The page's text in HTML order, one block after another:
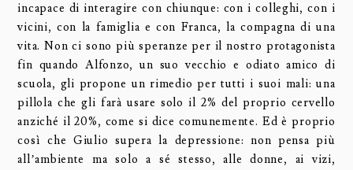
incapace di interagire con chiunque: con i colleghi, con i
vicini, con la famiglia e con Franca, la compagna di una
vita. Non ci sono più speranze per il nostro protagonista
fin quando Alfonzo, un suo vecchio e odiato amico di
scuola, gli propone un rimedio per tutti i suoi mali: una
pillola che gli farà usare solo il 2% del proprio cervello
anziché il 20%, come si dice comunemente. Ed è proprio
così che Giulio supera la depressione: non pensa più
all’ambiente ma solo a sé stesso, alle donne, ai vizi,